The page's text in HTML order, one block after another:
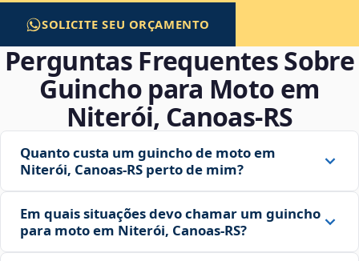
SOLICITE SEU ORÇAMENTO
Perguntas Frequentes Sobre
Guincho para Moto em
Niterói, Canoas‑RS
Quanto custa um guincho de moto em
Niterói, Canoas‑RS perto de mim?
Em quais situações devo chamar um guincho
para moto em Niterói, Canoas‑RS?